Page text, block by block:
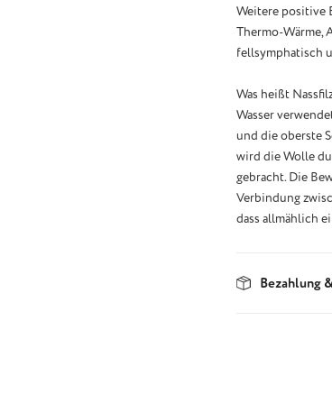
Weitere positive
Thermo-Wärme,
fellsymphatisch
Was heißt
Wasser
und die oberste
wird die Wolle
gebracht. Die
Verbindung
dass allmählich
Bezahlung